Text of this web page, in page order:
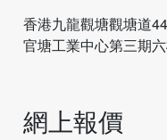
香港九龍觀塘觀塘道
官塘工業中心第三期
網上報價